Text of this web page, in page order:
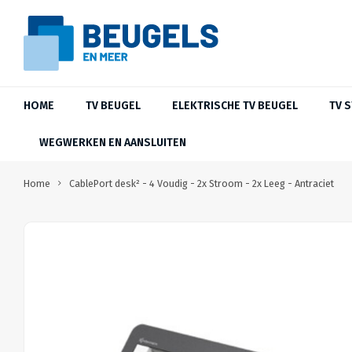
HOME TV BEUGEL ELEKTRISCHE TV BEUGEL TV
WEGWERKEN EN AANSLUITEN
Home CablePort desk² - 4 Voudig - 2x Stroom - 2x Leeg - Antraciet